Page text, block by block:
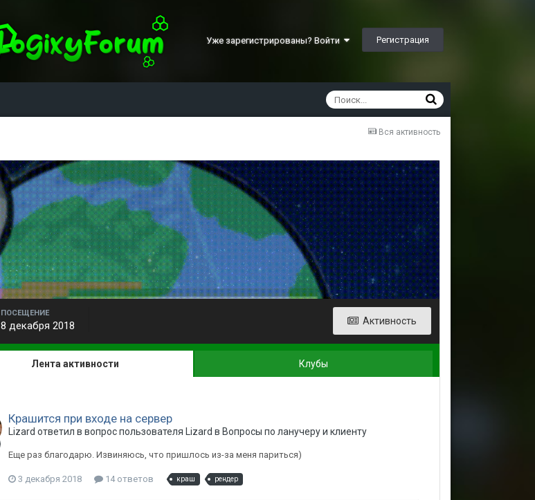
Уже зарегистрированы? Войти Регистрация
Вся активность
Активность
ПОСЕЩЕНИЕ
8 декабря 2018
Лента активности Клубы
Крашится при входе на сервер
Lizard ответил в вопрос пользователя Lizard в Вопросы по ланучеру и клиенту
Еще раз благодарю. Извиняюсь, что пришлось из-за меня париться)
3 декабря 2018 14 ответов краш рендер